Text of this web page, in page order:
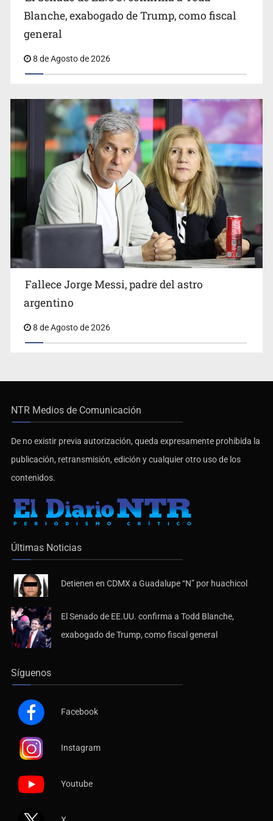
Blanche, exabogado de Trump, como fiscal
general
8 de Agosto de 2026
Fallece Jorge Messi, padre del astro
argentino
8 de Agosto de 2026
NTR Medios de Comunicación
De no existir previa autorización, queda expresamente prohibida la
publicación, retransmisión, edición y cualquier otro uso de los
contenidos.
Últimas Noticias
Detienen en CDMX a Guadalupe “N” por huachicol
El Senado de EE.UU. confirma a Todd Blanche,
exabogado de Trump, como fiscal general
Síguenos
Facebook
Instagram
Youtube